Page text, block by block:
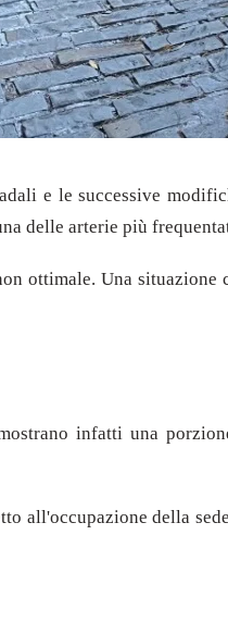
e le successive
delle arterie più
Una situazione
infatti una
all'occupazione della